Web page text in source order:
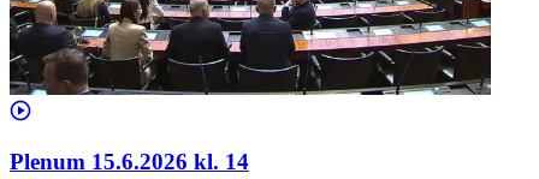
Plenum 15.6.2026 kl. 14